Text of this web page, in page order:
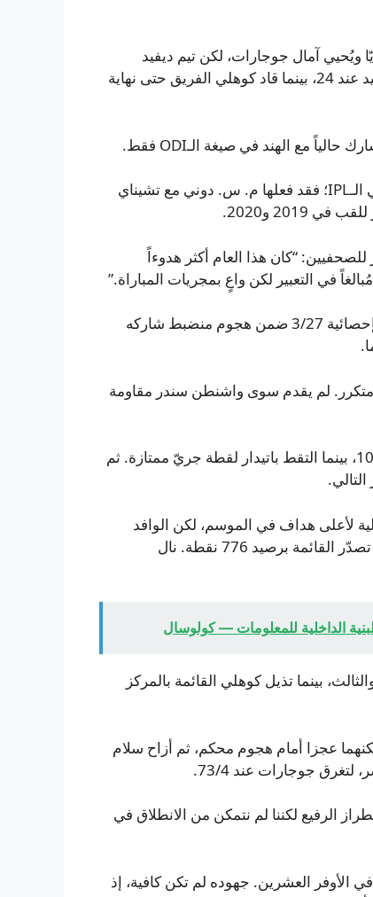
ليُعيد باتيدار (15) وكْرونال بانديّا ويُحيي آمال جوجارات، لكن تيم ديفيد
وكوهلي أرسيا شراكة بقيمة 41 نقطة لتهدئة الموقف. سقط ديفيد عند 24، بينما قاد كوهلي الفريق حتى نهاية
بات باتيدار ضمن نخبة القادة الذين حققوا القبين على التوالي في الـIPL؛ فقد فعلها م. س. دوني مع تشيناي
للصحفيين: “كان هذا العام أكثر هدوءاً
في التعبير لكن واعٍ بمجريات المباراة.”
حفرت سرعات بنغالورو طريق الانتصار حيث تألق راسيخ سلام بإحصائية 3/27 ضمن هجوم منضبط شاركه
متكرر. لم يقدم سوى واشنطن سندر مقاومة
وُلِمَس الهجوم الأول حين أطاح هازلوود بكابتن شوبمان جل عند 10، بينما التقط باتيدار لقطة جريّ ممتازة. ثم
لأعلى هداف في الموسم، لكن الوافد
المدهش من راجيستان رويالز، فيباهف سوريانفانشي (15 عاماً)، تصدّر القائمة برصيد 776 نقطة. نال
الداخلية للمعلومات — كولوسال
المركزين الثاني والثالث، بينما تذيل كوهلي القائمة بالمركز
لكنهما عجزا أمام هجوم محكم، ثم أزاح سلام
الرفيع لكننا لم نتمكن من الانطلاق في
الأوفر العشرين. جهوده لم تكن كافية، إذ